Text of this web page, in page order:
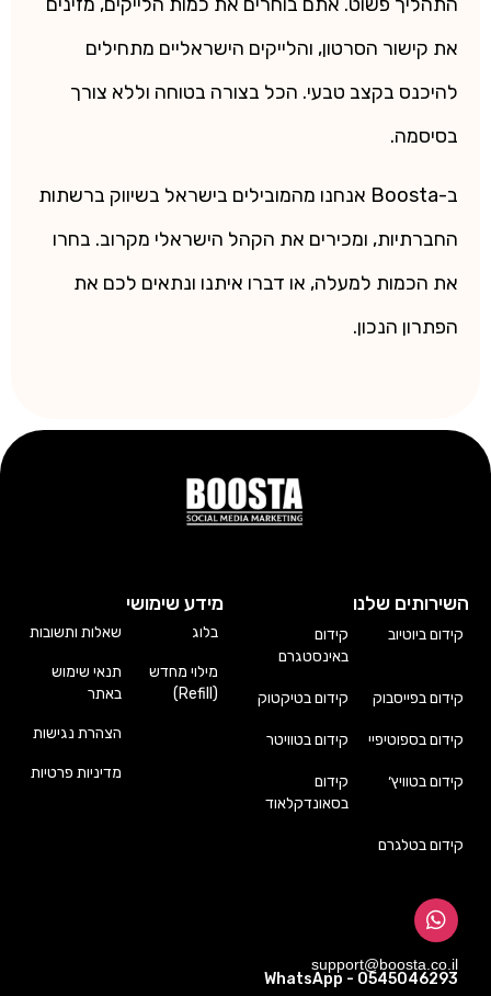
את קישור הסרטון, והלייקים הישראליים מתחילים
להיכנס בקצב טבעי. הכל בצורה בטוחה וללא צורך
בסיסמה.
ב-Boosta אנחנו מהמובילים בישראל בשיווק ברשתות
החברתיות, ומכירים את הקהל הישראלי מקרוב. בחרו
את הכמות למעלה, או דברו איתנו ונתאים לכם את
הפתרון הנכון.
השירותים שלנו
קידום ביוטיוב
קידום
באינסטגרם
קידום בפייסבוק קידום בטיקטוק
קידום בספוטיפיי קידום בטוויטר
קידום בטוויץ׳
קידום
בסאונדקלאוד
קידום בטלגרם
מידע שימושי
בלוג
מילוי מחדש
(Refill)
שאלות ותשובות
תנאי שימוש
באתר
הצהרת נגישות
מדיניות פרטיות
support@boosta.co.il
WhatsApp - 0545046293